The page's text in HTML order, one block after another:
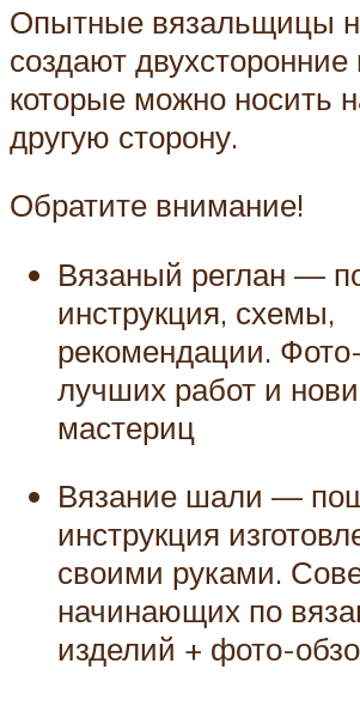
Опытные вязальщицы
создают
которые можно носить
другую сторону.
Обратите внимание!
Вязаный реглан —
инструкция, схемы,
рекомендации.
лучших работ и
мастериц
Вязание шали —
инструкция
своими руками.
начинающих по
изделий + фото-